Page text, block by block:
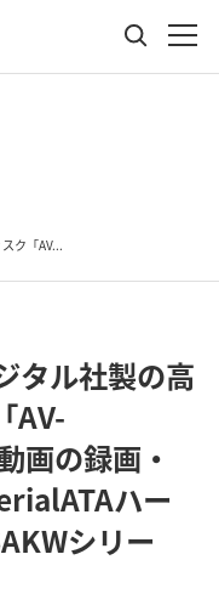
ク「AV...
タル社製の高
AV-
画の録画・
ハー
シリー